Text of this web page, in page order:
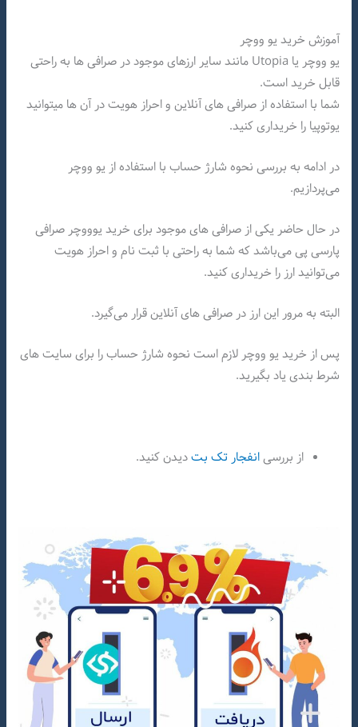
آموزش خرید یو ووچر
یو ووچر یا Utopia مانند سایر ارزهای موجود در صرافی ها به راحتی
قابل خرید است.
شما با استفاده از صرافی های آنلاین و احراز هویت در آن ها میتوانید
یوتوپیا را خریداری کنید.
در ادامه به بررسی نحوه شارژ حساب با استفاده از یو ووچر
می‌پردازیم.
در حال حاضر یکی از صرافی های موجود برای خرید یوووچر صرافی
پارسی پی می‌باشد که شما به راحتی با ثبت نام و احراز هویت
می‌توانید ارز را خریداری کنید.
البته به مرور این ارز در صرافی های آنلاین قرار می‌گیرد.
پس از خرید یو ووچر لازم است نحوه شارژ حساب را برای سایت های
شرط بندی یاد بگیرید.
از بررسیانفجار تک بتدیدن کنید.